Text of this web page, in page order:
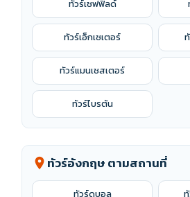
บาธ - มหาวิหารแห่งเมืองบาธ - ส
โบสถ์เซ้นต์แมรี่เรดคลิฟ - ไบบิวรี - เบอร์
แตรทฟอร์ด อัพอน เอวอน - บ้านเช็คสเ
วิทยาลัยไคร้สท์เชิร์ชท์ - หมู่บ้านกรีนิช -
พิพิธภัณฑ์อังกฤษ - บิ๊กเบน - บักกิ้งแฮม
calendar_monthช่วงเวลาเดินทาง
ธ.ค. 69
เต็ม
04-10 27-02
local_fire_departmentโปรไฟไหม้confirmation_number